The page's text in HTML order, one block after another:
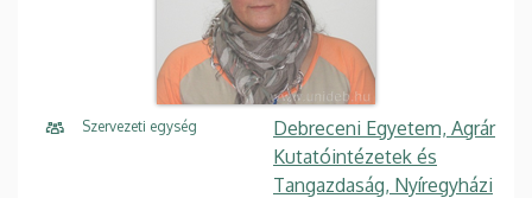
Szervezeti egység
Debreceni Egyetem, Agrár
Kutatóintézetek és
Tangazdaság, Nyíregyházi